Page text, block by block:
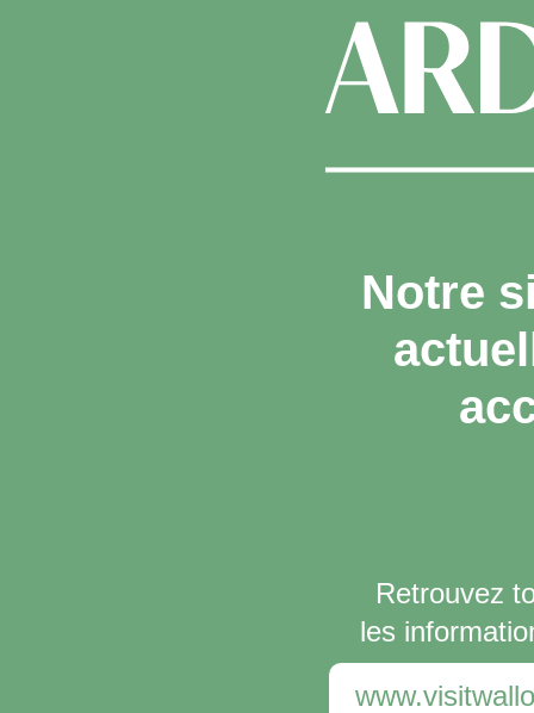
Notre
Retrouvez
les